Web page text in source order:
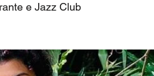
e Jazz Club